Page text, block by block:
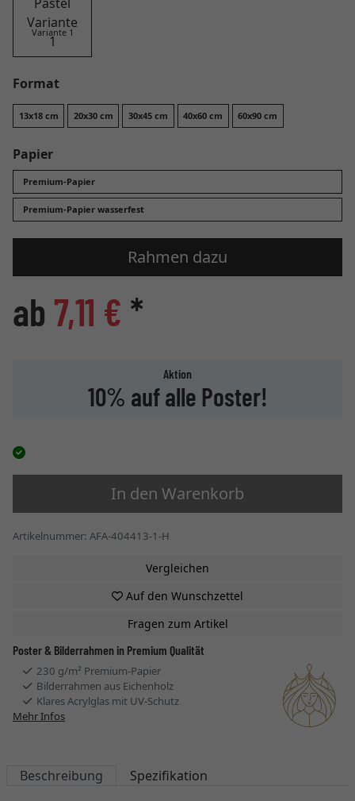
Variante 1
Format
13x18 cm 20x30 cm 30x45 cm 40x60 cm 60x90 cm
Papier
Premium-Papier
Premium-Papier wasserfest
Rahmen dazu
ab 7,11 € *
Aktion
10% auf alle Poster!
In den Warenkorb
Artikelnummer: AFA-404413-1-H
Vergleichen
Auf den Wunschzettel
Fragen zum Artikel
Poster & Bilderrahmen in Premium Qualität
230 g/m² Premium-Papier
Bilderrahmen aus Eichenholz
Klares Acrylglas mit UV-Schutz
Mehr Infos
Beschreibung Spezifikation